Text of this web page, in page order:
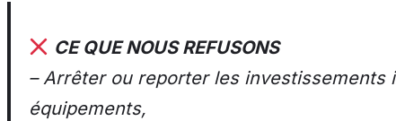
CE QUE NOUS REFUSONS
– Arrêter ou reporter les investissements
équipements,